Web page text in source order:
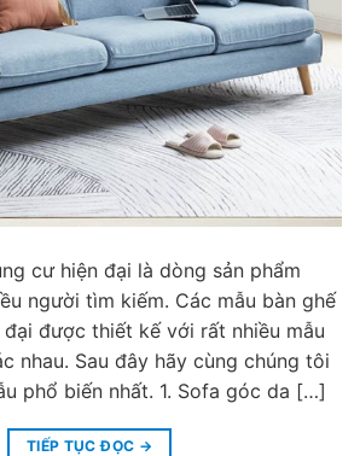
cư hiện đại là dòng sản phẩm
người tìm kiếm. Các mẫu bàn ghế
được thiết kế với rất nhiều mẫu
nhau. Sau đây hãy cùng chúng tôi
phổ biến nhất. 1. Sofa góc da […]
TIẾP TỤC ĐỌC →